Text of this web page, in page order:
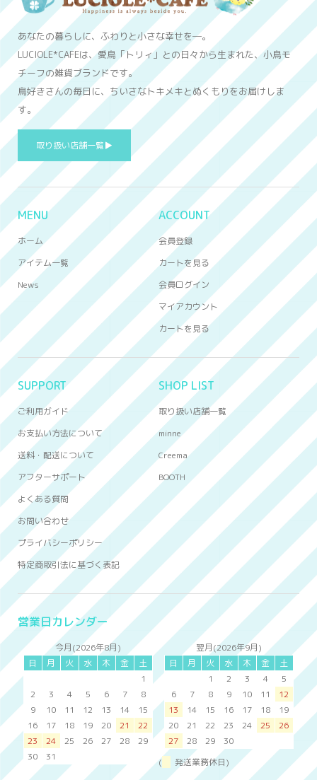
あなたの暮らしに、ふわりと小さな幸せを─。
LUCIOLE*CAFEは、愛鳥「トリィ」との日々から生まれた、小鳥モ
チーフの雑貨ブランドです。
鳥好きさんの毎日に、ちいさなトキメキとぬくもりをお届けしま
す。
取り扱い店舗一覧▶
MENU
ホーム
アイテム一覧
News
ACCOUNT
会員登録
カートを見る
会員ログイン
マイアカウント
カートを見る
SUPPORT
ご利用ガイド
お支払い方法について
送料・配送について
アフターサポート
よくある質問
お問い合わせ
プライバシーポリシー
特定商取引法に基づく表記
SHOP LIST
取り扱い店舗一覧
minne
Creema
BOOTH
営業日カレンダー
今月(2026年8月)
日
月 火 水 木 金
土
1
2
3 4 5 6 7
8
9
10 11 12 13 14
15
16
17 18 19 20 21
22
23
24 25 26 27 28
29
30
31
翌月(2026年9月)
日
月 火 水 木 金
土
1
2 3 4
5
6
7 8 9 10 11
12
13
14 15 16 17 18
19
20
21 22 23 24 25
26
27
28 29
30
(
発送業務休日)